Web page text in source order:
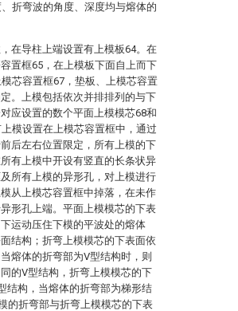
折弯波的角度、深度均与熔体的
在导柱上端设置有上模板64。在
置框65，在上模板下面自上而下
芯容置框67，垫板、上模芯容置
。上模包括依次并排排列的与下
应设置的数个平面上模模芯68和
模设置在上模芯容置框中，通过
后左右位置限定，所有上模的下
有上模中开设有竖直的长条状异
所有上模的异形孔，对上模进行
从上模芯容置框中掉落，在未作
形孔上端。平面上模模芯的下表
运动压住下模的平波处的熔体
结构；折弯上模模芯的下表面依
熔体的折弯部为V型结构时，则
的V型结构，折弯上模模芯的下
结构，当熔体的折弯部为梯形结
的折弯部与折弯上模模芯的下表